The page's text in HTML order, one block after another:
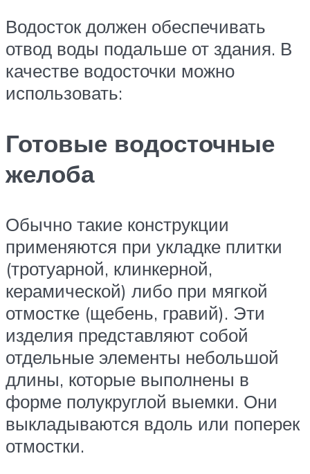
Водосток должен обеспечивать
отвод воды подальше от здания. В
качестве водосточки можно
использовать:
Готовые водосточные
желоба
Обычно такие конструкции
применяются при укладке плитки
(тротуарной, клинкерной,
керамической) либо при мягкой
отмостке (щебень, гравий). Эти
изделия представляют собой
отдельные элементы небольшой
длины, которые выполнены в
форме полукруглой выемки. Они
выкладываются вдоль или поперек
отмостки.